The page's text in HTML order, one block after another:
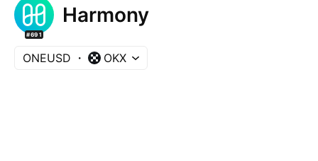
#691
Harmony
ONEUSD OKX